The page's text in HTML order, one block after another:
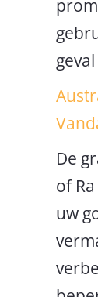
De
of
uw